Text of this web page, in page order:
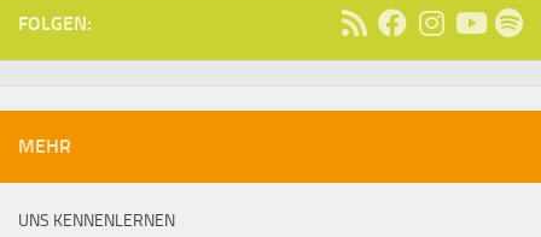
FOLGEN:
MEHR
UNS KENNENLERNEN